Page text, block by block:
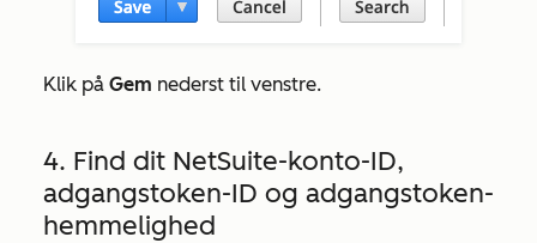
Klik på Gem nederst til venstre.
4. Find dit NetSuite-konto-ID,
adgangstoken-ID og adgangstoken-
hemmelighed